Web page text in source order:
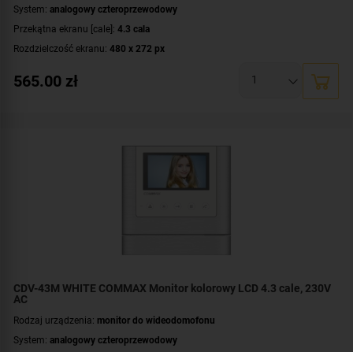
System: analogowy czteroprzewodowy
Przekątna ekranu [cale]: 4.3 cala
Rozdzielczość ekranu: 480 x 272 px
Zasilanie:DC 16-28 V
565.00 zł
CDV-43M WHITE COMMAX Monitor kolorowy LCD 4.3 cale, 230V
AC
Rodzaj urządzenia: monitor do wideodomofonu
System: analogowy czteroprzewodowy